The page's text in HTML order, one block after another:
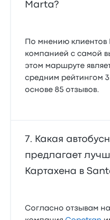
Marta?
По мнению клиентов
компанией с самой
этом маршруте
средним рейтингом
основе 85 отзывов.
Какая
предлагает
Картахена в
Согласно отзывам